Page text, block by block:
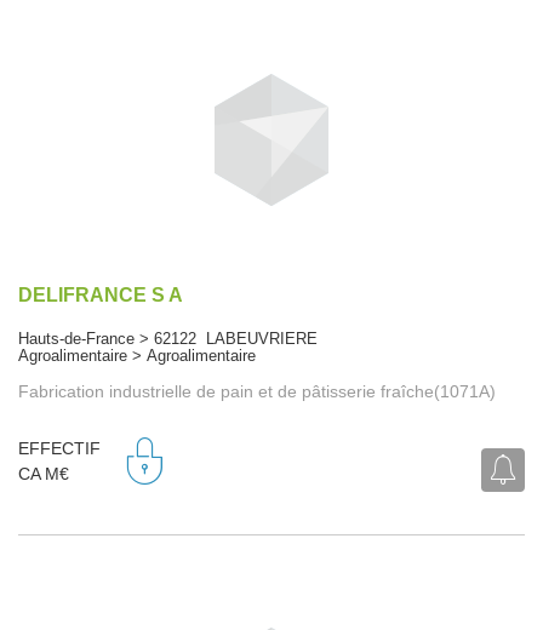
DELIFRANCE S A
Hauts-de-France > 62122 LABEUVRIERE
Agroalimentaire > Agroalimentaire
Fabrication industrielle de pain et de pâtisserie fraîche(1071A)
EFFECTIF
CA M€